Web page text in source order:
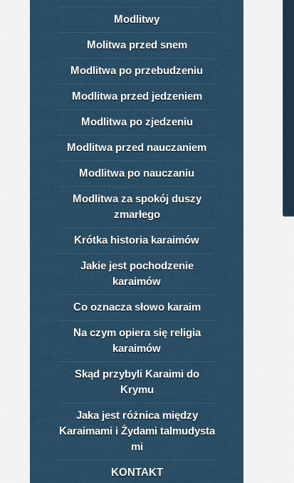
Modlitwy
Molitwa przed snem
Modlitwa po przebudzeniu
Modlitwa przed jedzeniem
Modlitwa po zjedzeniu
Modlitwa przed nauczaniem
Modlitwa po nauczaniu
Modlitwa za spokój duszy
zmarłego
Krótka historia karaimów
Jakie jest pochodzenie
karaimów
Co oznacza słowo karaim
Na czym opiera się religia
karaimów
Skąd przybyli Karaimi do
Krymu
Jaka jest różnica między
Karaimami i Żydami talmudysta​
mi
KONTAKT